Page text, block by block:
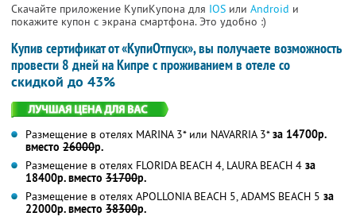
Скачайте приложение КупиКупона для IOS или Android и
покажите купон с экрана смартфона. Это удобно :)
Купив сертификат от «КупиОтпуск», вы получаете возможность
провести 8 дней на Кипре с проживанием в отеле со
скидкой до 43%
Размещение в отелях MARINA 3* или NAVARRIA 3*за 14700р.
вместо 26000р.
Размещение в отелях FLORIDA BEACH 4, LAURA BEACH 4 за
18400р. вместо 31700р.
Размещение в отелях APOLLONIA BEACH 5, ADAMS BEACH 5 за
22000р. вместо 38300р.